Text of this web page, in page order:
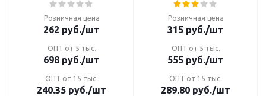
Розничная цена
262 руб./шт
ОПТ от 5 тыс.
698 руб./шт
ОПТ от 15 тыс.
240.35 руб./шт
Розничная цена
315 руб./шт
ОПТ от 5 тыс.
555 руб./шт
ОПТ от 15 тыс.
289.80 руб./шт